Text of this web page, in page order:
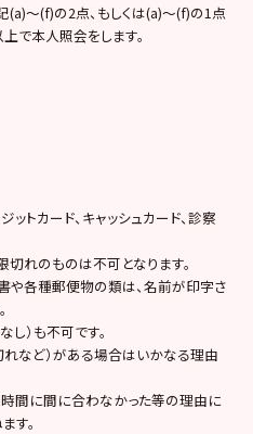
(a)～(f)の2点、もしくは(a)～(f)の1点
で本人照会をします。
トカード、キャッシュカード、診察
れのものは不可となります。
や各種郵便物の類は、名前が印字さ
）も不可です。
など）がある場合はいかなる理由
間に間に合わなかった等の理由に
す。